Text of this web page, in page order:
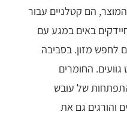
המוצר, הם קטלניים עבור
באים במגע עם
לחפש מזון. בסביבה
החומרים
של עובש
והורגים גם את